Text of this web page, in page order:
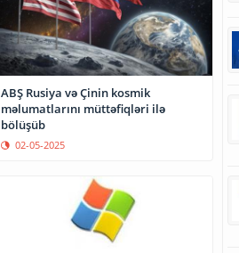
ABŞ Rusiya və Çinin kosmik
məlumatlarını müttəfiqləri ilə
bölüşüb
02-05-2025